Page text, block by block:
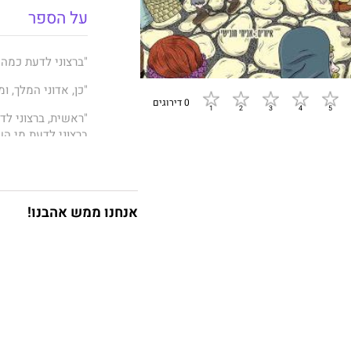
0 דירוגים
על הספר
"ברצוני לדעת
"כן, אדוני המלך,
"ראשית, ברצוני
ברצוני לדעת מי
פתגם בן שש
המלך הסקרן לא
הרפתקאות שהוא
וההרפתקן, הם
אנחנו ממש אהבנו!